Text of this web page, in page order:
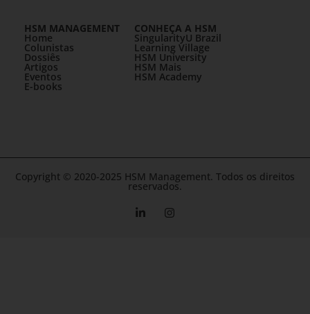
HSM MANAGEMENT
Home
Colunistas
Dossiês
Artigos
Eventos
E-books
CONHEÇA A HSM
SingularityU Brazil
Learning Village
HSM University
HSM Mais
HSM Academy
Copyright © 2020-2025 HSM Management. Todos os direitos
reservados.